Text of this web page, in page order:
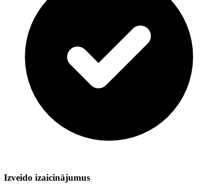
Izveido izaicinājumus